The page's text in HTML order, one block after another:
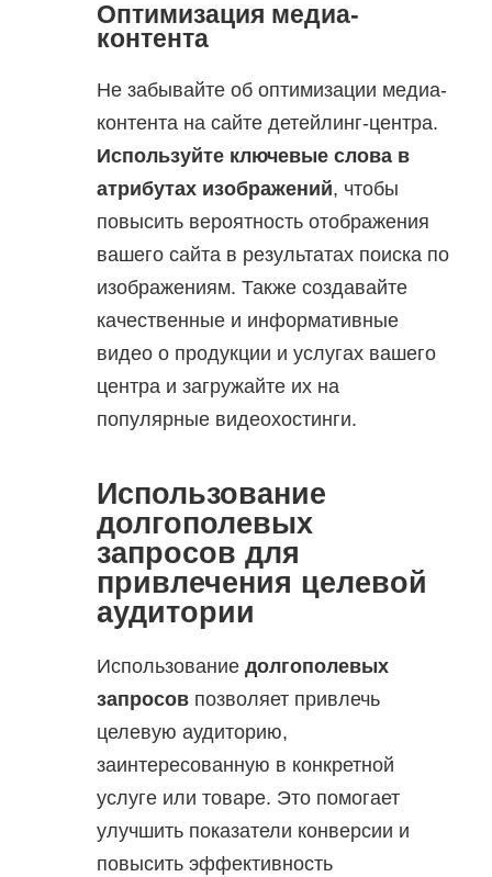
Оптимизация медиа-
контента
Не забывайте об оптимизации медиа-
контента на сайте детейлинг-центра.
Используйте ключевые слова в
атрибутах изображений, чтобы
повысить вероятность отображения
вашего сайта в результатах поиска по
изображениям. Также создавайте
качественные и информативные
видео о продукции и услугах вашего
центра и загружайте их на
популярные видеохостинги.
Использование
долгополевых
запросов для
привлечения целевой
аудитории
Использование долгополевых
запросовпозволяет привлечь
целевую аудиторию,
заинтересованную в конкретной
услуге или товаре. Это помогает
улучшить показатели конверсии и
повысить эффективность